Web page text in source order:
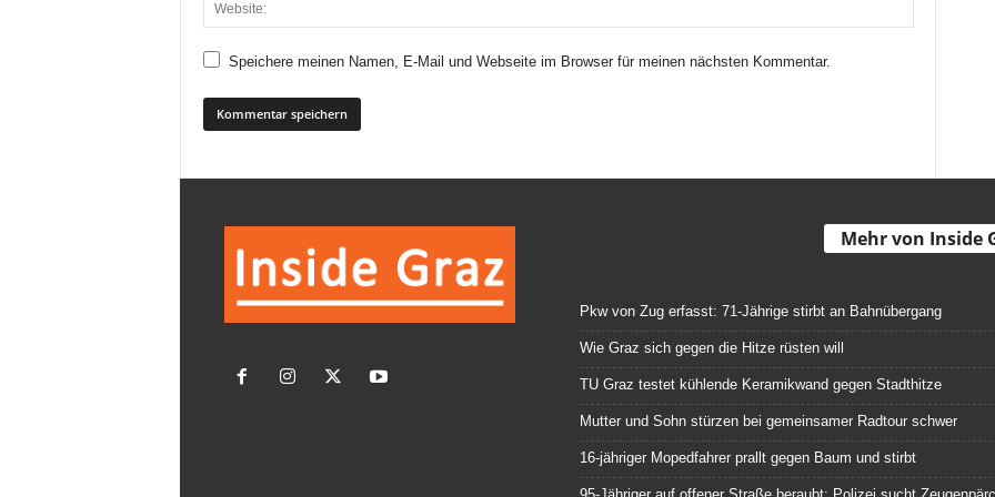
Speichere meinen Namen, E-Mail und Webseite im Browser für meinen nächsten Kommentar.
Mehr von Inside
Pkw von Zug erfasst: 71-Jährige stirbt an Bahnübergang
Wie Graz sich gegen die Hitze rüsten will
TU Graz testet kühlende Keramikwand gegen Stadthitze
Mutter und Sohn stürzen bei gemeinsamer Radtour schwer
16-jähriger Mopedfahrer prallt gegen Baum und stirbt